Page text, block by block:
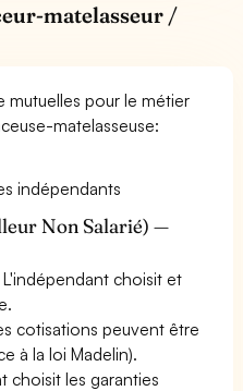
matelasseur /
mutuelles pour le métier
matelasseuse:
indépendants
Non Salarié) —
L'indépendant choisit et
cotisations peuvent être
à la loi Madelin).
choisit les garanties